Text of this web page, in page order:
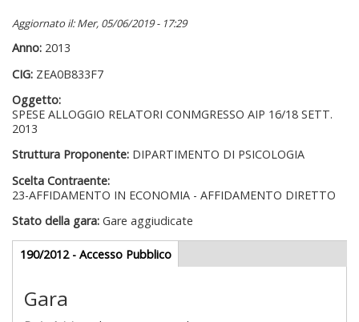
Aggiornato il: Mer, 05/06/2019 - 17:29
Anno: 2013
CIG: ZEA0B833F7
Oggetto:
SPESE ALLOGGIO RELATORI CONMGRESSO AIP 16/18 SETT.
2013
Struttura Proponente: DIPARTIMENTO DI PSICOLOGIA
Scelta Contraente:
23-AFFIDAMENTO IN ECONOMIA - AFFIDAMENTO DIRETTO
Stato della gara: Gare aggiudicate
Gare appalti
190/2012 - Accesso Pubblico(scheda
attiva)
Gara